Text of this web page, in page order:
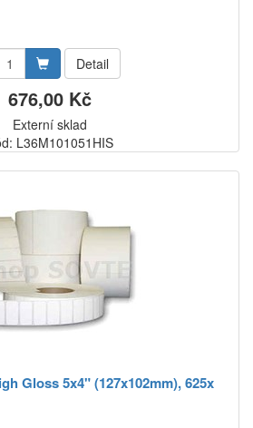
Detail
676,00 Kč
Externí sklad
L36M101051HIS
Gloss 5x4" (127x102mm), 625x